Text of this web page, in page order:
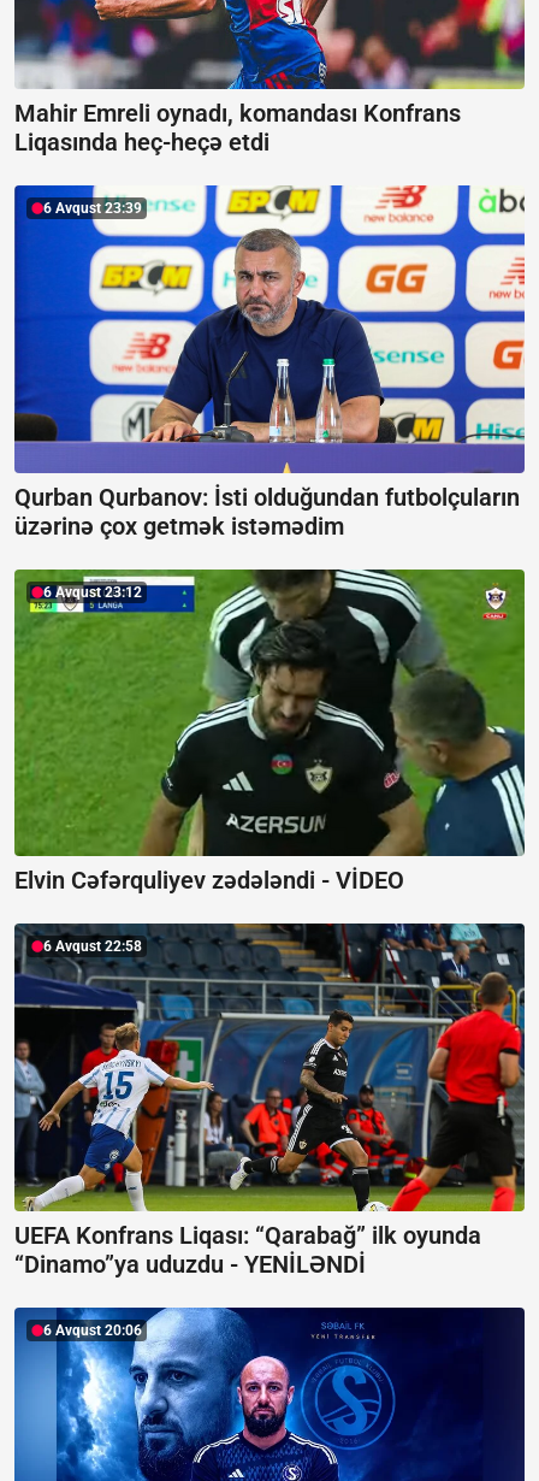
Mahir Emreli oynadı, komandası Konfrans
Liqasında heç-heçə etdi
6 Avqust 23:39
Qurban Qurbanov: İsti olduğundan futbolçuların
üzərinə çox getmək istəmədim
6 Avqust 23:12
Elvin Cəfərquliyev zədələndi - VİDEO
6 Avqust 22:58
UEFA Konfrans Liqası: “Qarabağ” ilk oyunda
“Dinamo”ya uduzdu - YENİLƏNDİ
6 Avqust 20:06